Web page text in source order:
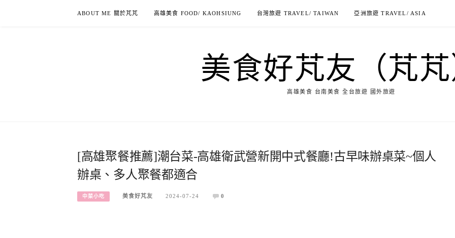
ABOUT ME 關於芃芃 高雄美食 FOOD/ KAOHSIUNG 台灣旅遊 TRAVEL/ TAIWAN 亞洲旅遊 TRAVEL/ ASIA
美食好芃友（芃芃
高雄美食 台南美食 全台旅遊 國外旅遊
[高雄聚餐推薦]潮台菜-高雄衛武營新開中式餐廳!古早味辦桌菜~個人
辦桌、多人聚餐都適合
中菜小吃 美食好芃友 2024-07-24 0